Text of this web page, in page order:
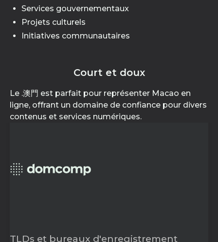
Services gouvernementaux
Projets culturels
Initiatives communautaires
Court et doux
Le .澳門 est parfait pour représenter Macao en
ligne, offrant un domaine de confiance pour divers
contenus et services numériques.
TLDs et bureaux d'enregistrement